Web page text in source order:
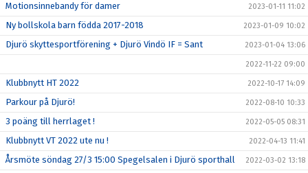
Motionsinnebandy för damer 2023-01-11 11:02
Ny bollskola barn födda 2017-2018 2023-01-09 10:02
Djurö skyttesportförening + Djurö Vindö IF = Sant 2023-01-04 13:06
2022-11-22 09:00
Klubbnytt HT 2022 2022-10-17 14:09
Parkour på Djurö! 2022-08-10 10:33
3 poäng till herrlaget ! 2022-05-05 08:31
Klubbnytt VT 2022 ute nu ! 2022-04-13 11:41
Årsmöte söndag 27/3 15:00 Spegelsalen i Djurö sporthall 2022-03-02 13:18